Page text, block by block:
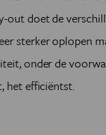
out doet de
sterker oplopen
onder de
het efficiëntst.